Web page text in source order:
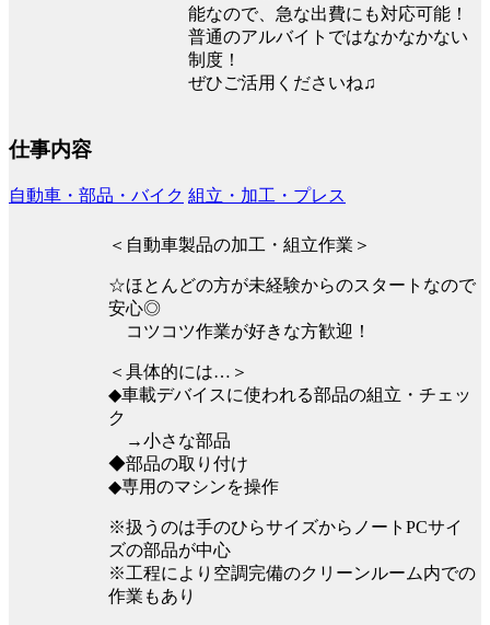
能なので、急な出費にも対応可能！
普通のアルバイトではなかなかない
制度！
ぜひご活用くださいね♫
仕事内容
自動車・部品・バイク 組立・加工・プレス
＜自動車製品の加工・組立作業＞
☆ほとんどの方が未経験からのスタートなので
安心◎
コツコツ作業が好きな方歓迎！
＜具体的には…＞
◆車載デバイスに使われる部品の組立・チェッ
ク
→小さな部品
◆部品の取り付け
◆専用のマシンを操作
※扱うのは手のひらサイズからノートPCサイ
ズの部品が中心
※工程により空調完備のクリーンルーム内での
作業もあり